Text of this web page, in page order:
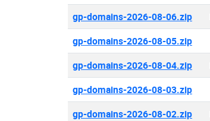
gp-domains-2026-08-06.zip
gp-domains-2026-08-05.zip
gp-domains-2026-08-04.zip
gp-domains-2026-08-03.zip
gp-domains-2026-08-02.zip